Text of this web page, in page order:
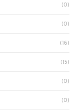
(0)
(0)
(16)
(15)
(0)
(0)